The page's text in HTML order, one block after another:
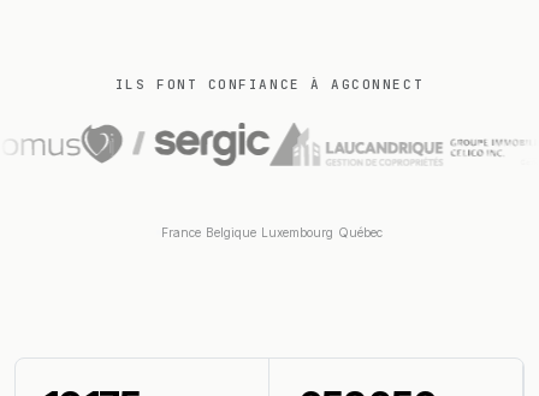
ILS FONT CONFIANCE À AGCONNECT
France Belgique Luxembourg Québec